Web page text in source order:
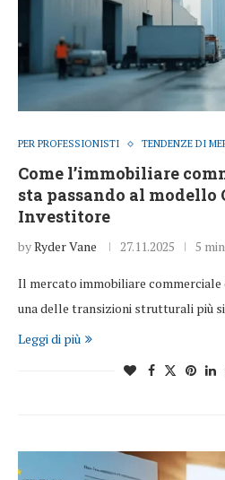
PER PROFESSIONISTI TENDENZE DI
Come l’immobiliare
sta passando al modello
Investitore
byRyder Vane 27.11.2025 5
Il mercato immobiliare commerciale
una delle transizioni strutturali più
Leggi di più